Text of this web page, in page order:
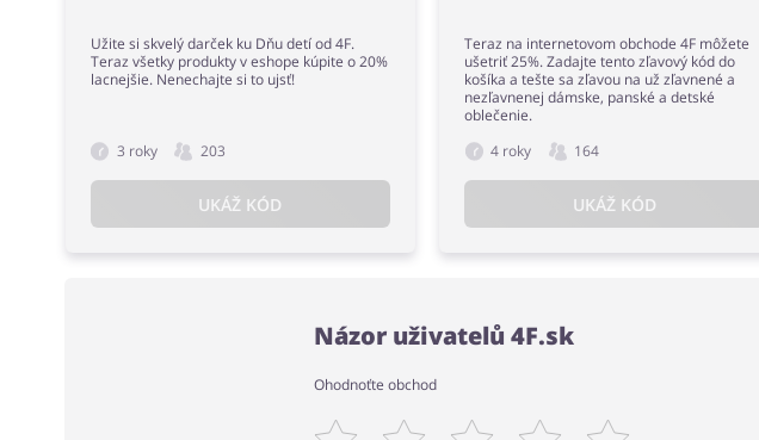
Užite si skvelý darček ku Dňu detí od 4F.
Teraz všetky produkty v eshope kúpite o 20%
lacnejšie. Nenechajte si to ujsť!
3 roky 203
UKÁŽ KÓD
Teraz na internetovom obchode 4F môžete
ušetriť 25%. Zadajte tento zľavový kód do
košíka a tešte sa zľavou na už zľavnené a
nezľavnenej dámske, panské a detské
oblečenie.
4 roky
164
UKÁŽ KÓD
Názor uživatelů 4F.sk
Ohodnoťte obchod